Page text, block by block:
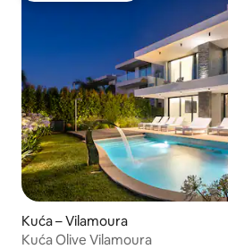
Kuća – Vilamoura
Kuća Olive Vilamoura